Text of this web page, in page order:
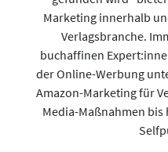
Marketing innerhalb
Verlagsbranche.
buchaffinen
der Online-Werbung
Amazon-Marketing für
Media-Maßnahmen